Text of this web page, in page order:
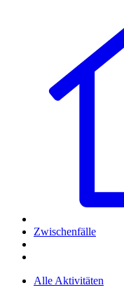
Zwischenfälle
Alle Aktivitäten